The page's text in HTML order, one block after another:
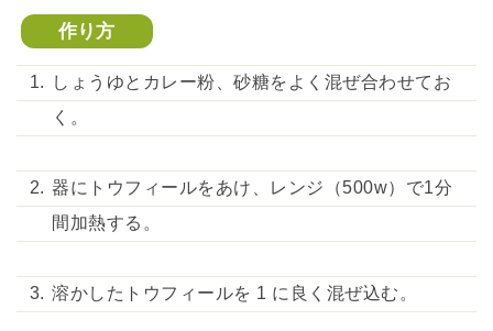
作り方
しょうゆとカレー粉、砂糖をよく混ぜ合わせてお
く。
器にトウフィールをあけ、レンジ（500w）で1分
間加熱する。
溶かしたトウフィールを 1 に良く混ぜ込む。